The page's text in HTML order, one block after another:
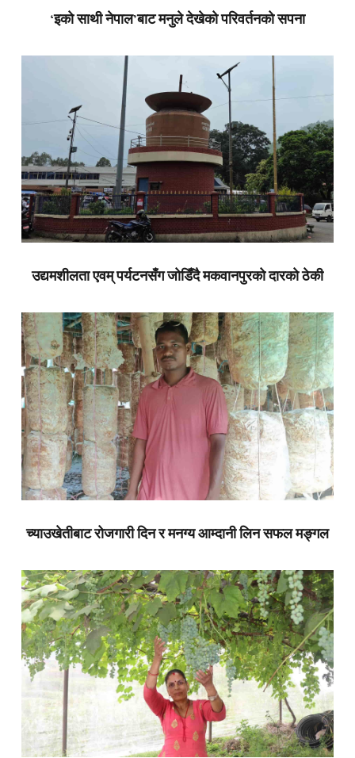
‘इको साथी नेपाल’बाट मनुले देखेको परिवर्तनको सपना
उद्यमशीलता एवम् पर्यटनसँग जोडिँदै मकवानपुरको दारको ठेकी
च्याउखेतीबाट रोजगारी दिन र मनग्य आम्दानी लिन सफल मङ्गल